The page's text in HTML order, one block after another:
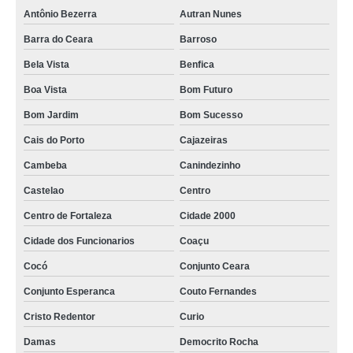
coroa flor Fortaleza
coroa de flores Parque Iracema
coroa de flores comprar Cajazeiras
coroa de flores para velório comprar Cidade 2000
coroa flores Fortaleza
coroa de flor com frase Cidade dos Funcionarios
coroa de flores rosas Olavo Oliveira
coroa de flor rosas Cristo Redentor
quanto custa coroa de flores grande Cascavel
coroa de flor com frase Bom Sucesso
Antônio Bezerra Autran Nunes
Barra do Ceara Barroso
Bela Vista Benfica
Boa Vista Bom Futuro
Bom Jardim Bom Sucesso
Cais do Porto Cajazeiras
Cambeba Canindezinho
Castelao Centro
Centro de Fortaleza Cidade 2000
Cidade dos Funcionarios Coaçu
Cocó Conjunto Ceara
Conjunto Esperanca Couto Fernandes
Cristo Redentor Curio
Damas Democrito Rocha